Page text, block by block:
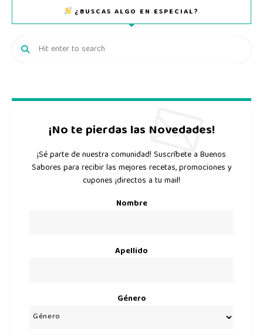
¿BUSCAS ALGO EN ESPECIAL?
¡No te pierdas las Novedades!
¡Sé parte de nuestra comunidad! Suscríbete a Buenos
Sabores para recibir las mejores recetas, promociones y
cupones ¡directos a tu mail!
Nombre
Apellido
Género